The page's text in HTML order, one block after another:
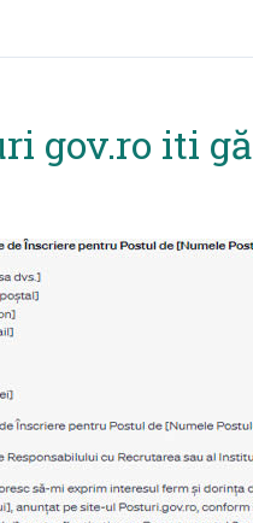
gov.ro iti